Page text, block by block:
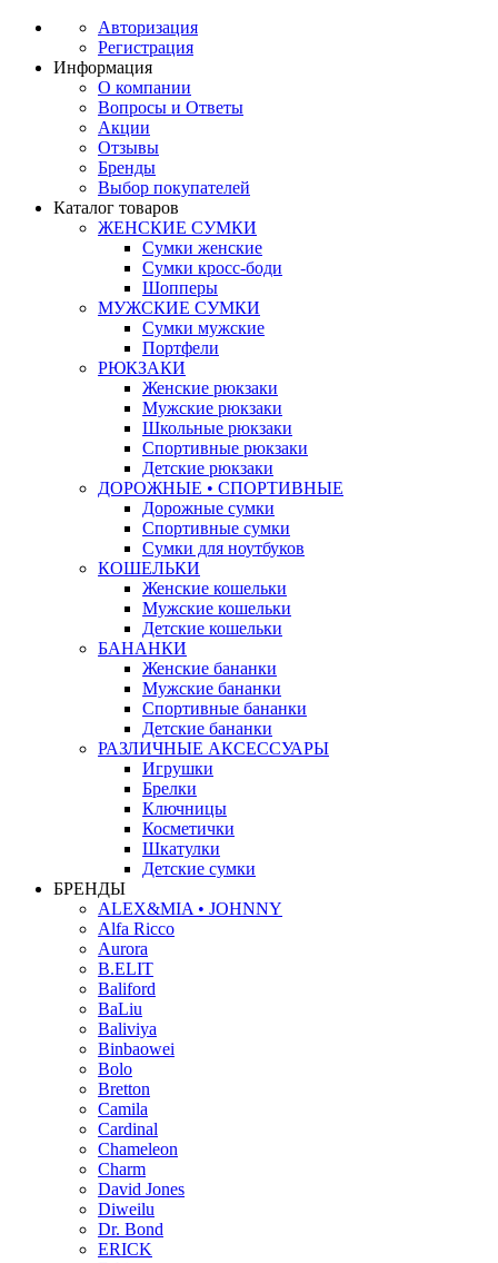
Авторизация
Регистрация
Информация
О компании
Вопросы и Ответы
Акции
Отзывы
Бренды
Выбор покупателей
Каталог товаров
ЖЕНСКИЕ СУМКИ
Сумки женские
Сумки кросс-боди
Шопперы
МУЖСКИЕ СУМКИ
Сумки мужские
Портфели
РЮКЗАКИ
Женские рюкзаки
Мужские рюкзаки
Школьные рюкзаки
Спортивные рюкзаки
Детские рюкзаки
ДОРОЖНЫЕ • СПОРТИВНЫЕ
Дорожные сумки
Спортивные сумки
Сумки для ноутбуков
КОШЕЛЬКИ
Женские кошельки
Мужские кошельки
Детские кошельки
БАНАНКИ
Женские бананки
Мужские бананки
Спортивные бананки
Детские бананки
РАЗЛИЧНЫЕ АКСЕССУАРЫ
Игрушки
Брелки
Ключницы
Косметички
Шкатулки
Детские сумки
БРЕНДЫ
ALEX&MIA • JOHNNY
Alfa Ricco
Aurora
B.ELIT
Baliford
BaLiu
Baliviya
Binbaowei
Bolo
Bretton
Camila
Cardinal
Chameleon
Charm
David Jones
Diweilu
Dr. Bond
ERICK